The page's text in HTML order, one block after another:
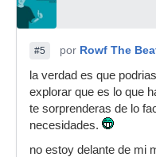
#5 por Rowf The
la verdad es que
explorar que es lo que
te sorprenderas de lo
necesidades.
no estoy delante de mi